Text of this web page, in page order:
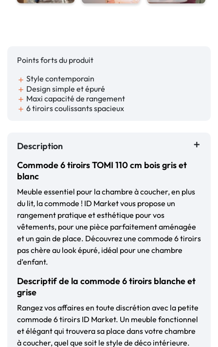
Points forts du produit
add Style contemporain
add Design simple et épuré
add Maxi capacité de rangement
add 6 tiroirs coulissants spacieux
Description
Commode 6 tiroirs TOMI 110 cm bois gris et
blanc
Meuble essentiel pour la chambre à coucher, en plus
du lit, la commode ! ID Market vous propose un
rangement pratique et esthétique pour vos
vêtements, pour une pièce parfaitement aménagée
et un gain de place. Découvrez une commode 6 tiroirs
pas chère au look épuré, idéal pour une chambre
d’enfant.
Descriptif de la commode 6 tiroirs blanche et
grise
Rangez vos affaires en toute discrétion avec la petite
commode 6 tiroirs ID Market. Un meuble fonctionnel
et élégant qui trouvera sa place dans votre chambre
à coucher, quel que soit le style de déco intérieure.